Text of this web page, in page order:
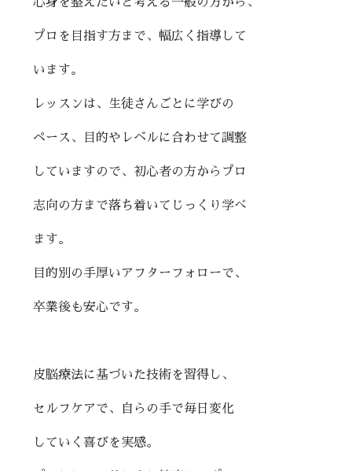
プロを目指す方まで、幅広く指導して
います。
レッスンは、生徒さんごとに学びの
ペース、目的やレベルに合わせて調整
していますので、初心者の方からプロ
志向の方まで落ち着いてじっくり学べ
ます。
目的別の手厚いアフターフォローで、
卒業後も安心です。
皮脳療法に基づいた技術を習得し、
セルフケアで、自らの手で毎日変化
していく喜びを実感。